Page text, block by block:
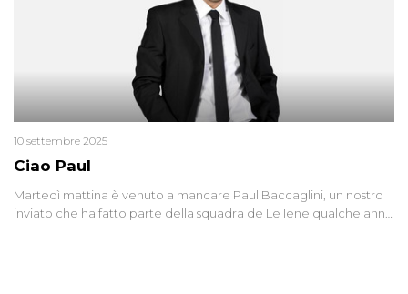
Ciao Paul
10 settembre 2025
Martedì mattina è venuto a mancare Paul Baccaglini, un nostro
inviato che ha fatto parte della squadra de Le Iene qualche anno